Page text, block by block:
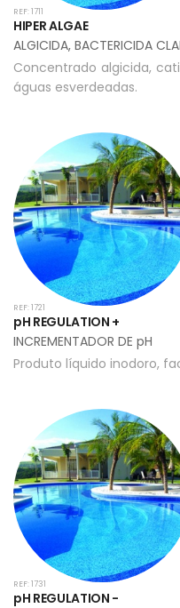
REF: 1711
HIPER ALGAE
ALGICIDA, BACTERICIDA
Concentrado algicida,
águas esverdeadas.
REF: 1721
pH REGULATION +
INCREMENTADOR DE pH
Produto líquido inodoro,
REF: 1731
pH REGULATION -